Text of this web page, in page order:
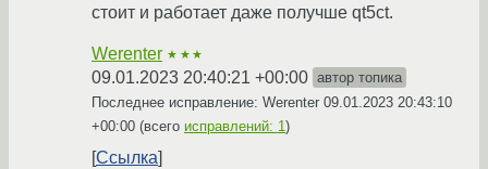
стоит и работает даже получше qt5ct.
Werenter ★★★
09.01.2023 20:40:21 +00:00 автор топика
Последнее исправление: Werenter 09.01.2023 20:43:10
+00:00 (всего исправлений: 1)
Ссылка